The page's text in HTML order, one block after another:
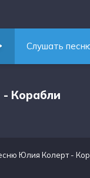
Слушать
- Корабли
Юлия Колерт -